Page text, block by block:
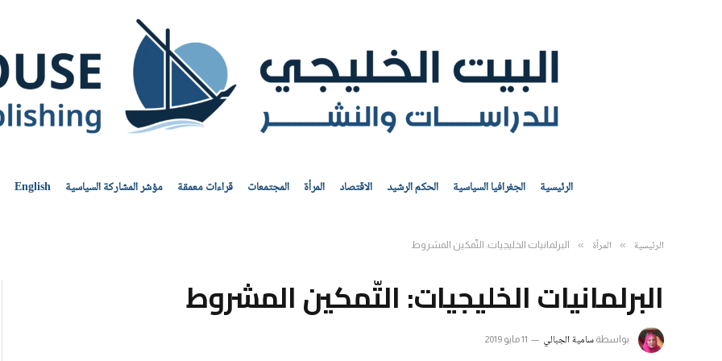
الرئيسية الجغرافيا السياسية الحكم الرشيد الاقتصاد المرأة المجتمعات قراءات معمقة مؤشر المشاركة السياسية English
الرئيسية » المرأة » البرلمانيات الخليجيات: التّمكين المشروط
البرلمانيات الخليجيات: التّمكين المشروط
بواسطة سامية الجبالي 11 مايو 2019